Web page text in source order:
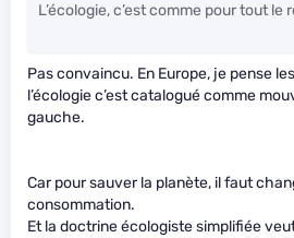
L’écologie, c’est comme pour tout le
Pas convaincu. En Europe, je pense
l’écologie c’est catalogué comme
gauche.
Car pour sauver la planète, il faut
consommation.
Et la doctrine écologiste simplifiée